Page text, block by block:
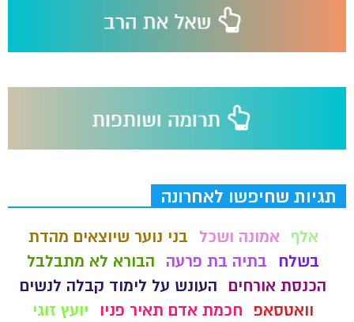
תגיות שחיפשו לאחרונה
אלף אמונה ושכל
בני נוער שיוצאים מהדת
בשלח
בתיה בת פרעה
הבורא לא מתבלבל
הכנסת אורחים
העונש על לימוד קבלה לנשים
וואטסאפ
חכמת אדם תאיר פניו
יועץ זוגי